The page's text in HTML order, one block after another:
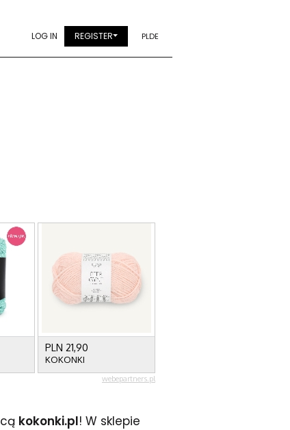
PLDE
LOG IN REGISTER
kokonki.pl! W sklepie